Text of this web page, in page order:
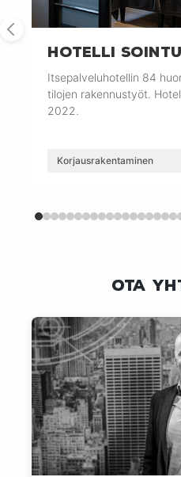
HOTELLI
Itsepalveluhotellin 84
tilojen rakennustyöt.
2022.
Korjausrakentaminen
Ota